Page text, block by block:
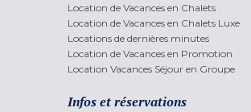
Location de Vacances en Chalets
Location de Vacances en Chalets Luxe
Locations de dernières minutes
Location de Vacances en Promotion
Location Vacances Séjour en Groupe
Infos et réservations